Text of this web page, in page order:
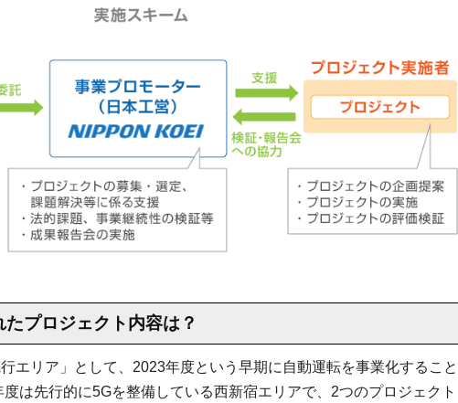
プロジェクト内容は？
エリア」として、2023年度という早期に自動運転を事業化すること
は先行的に5Gを整備している西新宿エリアで、2つのプロジェクト